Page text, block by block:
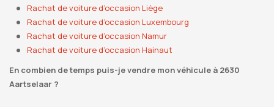
Rachat de voiture d’occasion Liège
Rachat de voiture d’occasion Luxembourg
Rachat de voiture d’occasion Namur
Rachat de voiture d’occasion Hainaut
En combien de temps puis-je vendre mon véhicule à 2630
Aartselaar ?